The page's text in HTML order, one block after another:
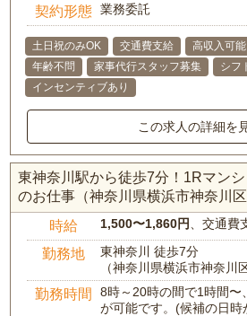
契約形態 業務委託
土日祝のみOK 交通費支給 高収入可能
年齢不問
家事代行スタッフ募集
シフ
インセンティブあり
この求人の詳細を
東神奈川駅から徒歩7分！1Rマン
のお仕事（神奈川県横浜市神奈川区
時給 1,500〜1,860円 、交通
勤務地
東神奈川 徒歩7分
（神奈川県横浜市神奈川
勤務時間
8時～20時の間で1時間〜
が可能です。(候補の日時